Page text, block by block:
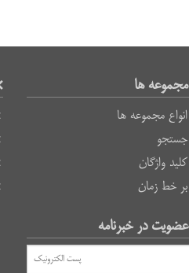
مجموعه ها
انواع مجموعه ها
جستجو
کلید واژگان
بر خط زمان
عضویت در خبرنامه